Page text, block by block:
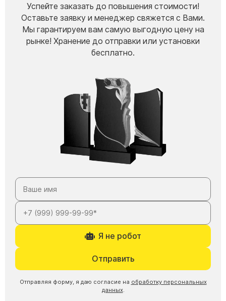
Успейте заказать до повышения стоимости!
Оставьте заявку и менеджер свяжется с Вами.
Мы гарантируем вам самую выгодную цену на
рынке! Хранение до отправки или установки
бесплатно.
Я не робот
Отправить
Отправляя форму, я даю согласие на обработку персональных
данных.